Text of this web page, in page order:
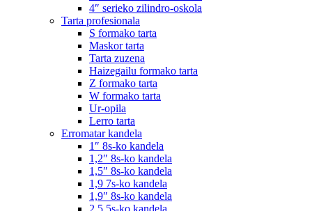
4″ serieko zilindro-oskola
Tarta profesionala
S formako tarta
Maskor tarta
Tarta zuzena
Haizegailu formako tarta
Z formako tarta
W formako tarta
Ur-opila
Lerro tarta
Erromatar kandela
1″ 8s-ko kandela
1,2″ 8s-ko kandela
1,5″ 8s-ko kandela
1,9 7s-ko kandela
1,9″ 8s-ko kandela
2,5 5s-ko kandela